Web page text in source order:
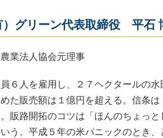
グリーン代表取締役 平石
業法人協会元理事
６人を雇用し、２７ヘクタールの
た販売額は１億円を超える。信条
販路開拓のコツは「ほんのちょっと
う。平成５年の米パニックのとき